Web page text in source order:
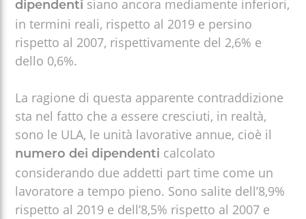
dipendenti siano ancora mediamente inferiori,
in termini reali, rispetto al 2019 e persino
rispetto al 2007, rispettivamente del 2,6% e
dello 0,6%.
La ragione di questa apparente contraddizione
sta nel fatto che a essere cresciuti, in realtà,
sono le ULA, le unità lavorative annue, cioè il
numero dei dipendenti calcolato
considerando due addetti part time come un
lavoratore a tempo pieno. Sono salite dell’8,9%
rispetto al 2019 e dell’8,5% rispetto al 2007 e